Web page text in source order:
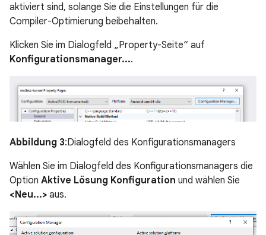
aktiviert sind, solange Sie die Einstellungen für die
Compiler-Optimierung beibehalten.
Klicken Sie im Dialogfeld „Property-Seite“ auf
Konfigurationsmanager....
Abbildung 3:Dialogfeld des Konfigurationsmanagers
Wählen Sie im Dialogfeld des Konfigurationsmanagers die
Option Aktive Lösung Konfiguration und wählen Sie
<Neu...> aus.